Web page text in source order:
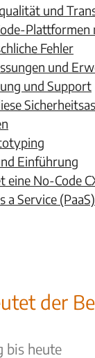
und
Plattformen
Fehler
und
und Support
Einführung
eine No-Code
a Service (PaaS)
der
bis heute